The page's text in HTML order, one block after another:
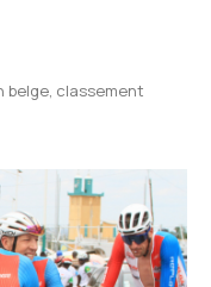
belge, classement